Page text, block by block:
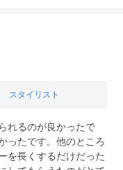
スタイリスト
れるのが良かったで
ったです。他のところ
を長くするだけだった